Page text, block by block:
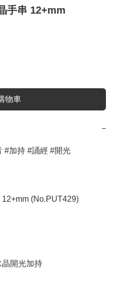
手串 12+mm
物車
−
#加持 #誦經 #開光
(No.PUT429)
晶開光加持